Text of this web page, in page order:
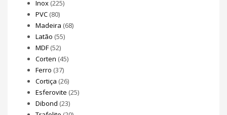
Inox (225)
PVC (80)
Madeira (68)
Latão (55)
MDF (52)
Corten (45)
Ferro (37)
Cortiça (26)
Esferovite (25)
Dibond (23)